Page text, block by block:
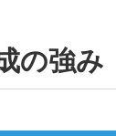
の強み